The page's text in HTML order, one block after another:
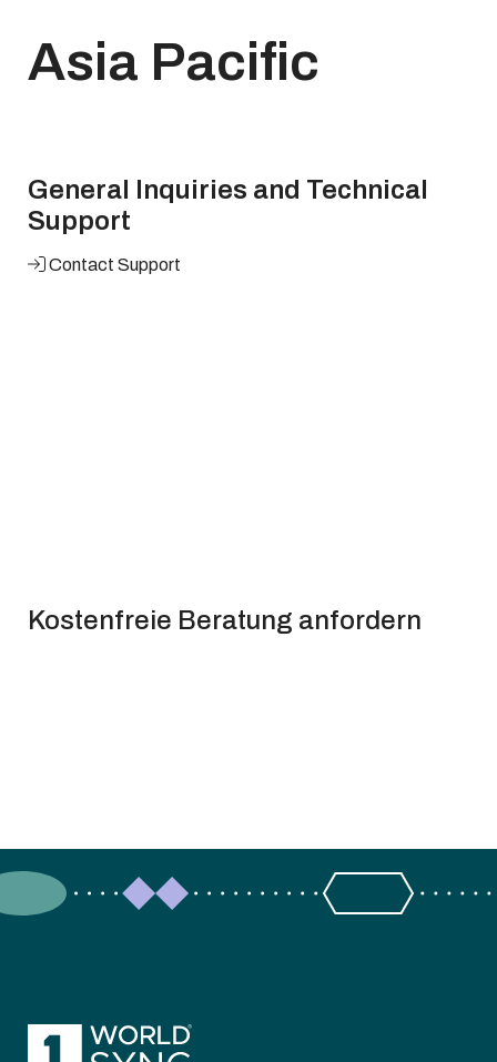
Asia Pacific
General Inquiries and Technical
Support
Contact Support
Kostenfreie Beratung anfordern